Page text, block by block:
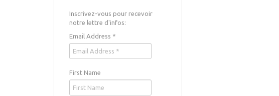
Inscrivez-vous pour recevoir
notre lettre d'infos:
Email Address *
First Name